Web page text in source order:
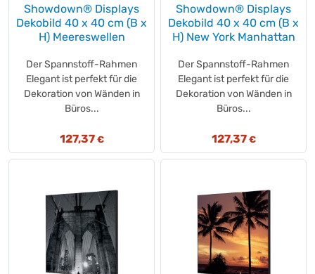
RAU(+21)
RE:SOURCE (+1)
Really Useful Box(+1)
REGESOFT(+1)
Regina(+3)
REINEX(+17)
(+4)
reisenthel®(+2)
Robbyrob (+10)
Royal Dansk (+1)
Rubbermaid(+67)
RUNNEX®(+14)
Showdown® Displays
Dekobild 40 x 40 cm (B x
H) Meereswellen
Der Spannstoff-Rahmen
Elegant ist perfekt für die
Dekoration von Wänden in
Büros...
127,37€
Showdown® Displays
Dekobild 40 x 40 cm (B x
H) New York Manhattan
Der Spannstoff-Rahmen
Elegant ist perfekt für die
Dekoration von Wänden in
Büros...
127,37€